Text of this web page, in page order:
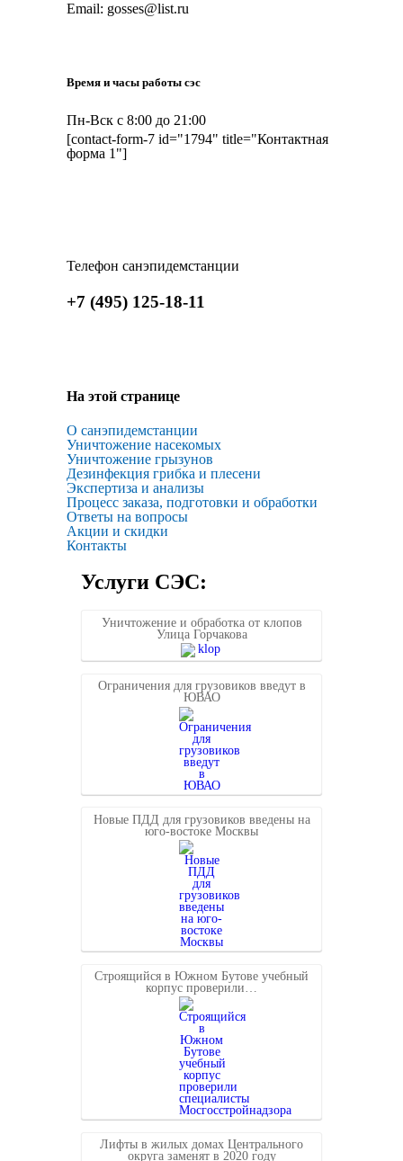
Email: gosses@list.ru
Время и часы работы сэс
Пн-Вск с 8:00 до 21:00
[contact-form-7 id="1794" title="Контактная
форма 1"]
Телефон санэпидемстанции
+7 (495) 125-18-11
На этой странице
О санэпидемстанции
Уничтожение насекомых
Уничтожение грызунов
Дезинфекция грибка и плесени
Экспертиза и анализы
Процесс заказа, подготовки и обработки
Ответы на вопросы
Акции и скидки
Контакты
Услуги СЭС:
Уничтожение и обработка от клопов
Улица Горчакова
Ограничения для грузовиков введут в
ЮВАО
Новые ПДД для грузовиков введены на
юго-востоке Москвы
Строящийся в Южном Бутове учебный
корпус проверили…
Лифты в жилых домах Центрального
округа заменят в 2020 году